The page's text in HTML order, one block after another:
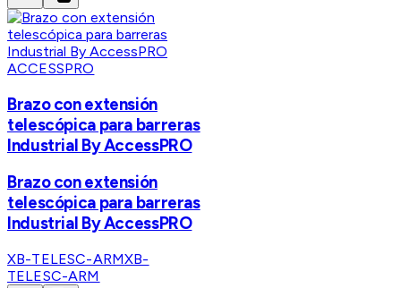
ACCESSPRO
Brazo con extensión
telescópica para barreras
Industrial By AccessPRO
Brazo con extensión
telescópica para barreras
Industrial By AccessPRO
XB-TELESC-ARMXB-
TELESC-ARM